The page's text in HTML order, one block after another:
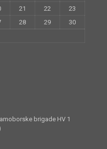
21 22
23
28 29
30
brigade HV 1